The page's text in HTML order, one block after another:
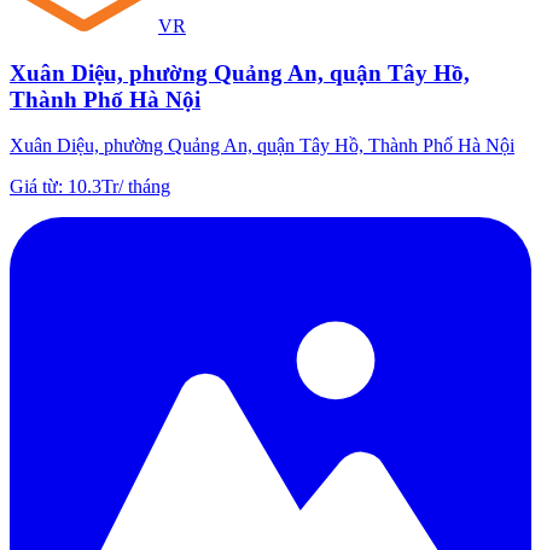
VR
Xuân Diệu, phường Quảng An, quận Tây Hồ,
Thành Phố Hà Nội
Xuân Diệu, phường Quảng An, quận Tây Hồ, Thành Phố Hà Nội
Giá từ: 10.3Tr/tháng